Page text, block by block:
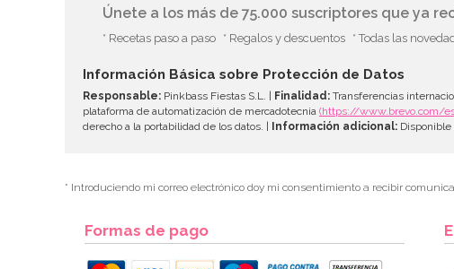
Únete a los más de 75.000 suscriptores que ya
* Recetas paso a paso * Regalos y descuentos * Todas las
Información Básica sobre Protección de Datos
Responsable: Pinkbass Fiestas S.L. | Finalidad: Transferencias
plataforma de automatización de mercadotecnia (https://www.brevo.com/
derecho a la portabilidad de los datos. | Información adicional: Disponible
* Introduciendo mi correo electrónico doy mi consentimiento a recibir
Formas de pago